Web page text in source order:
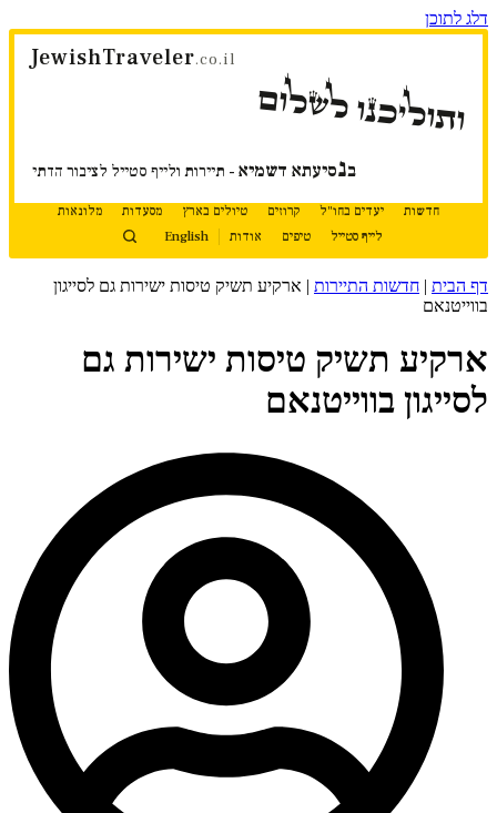
דלג לתוכן
JewishTraveler.co.il
ותוליכנו לשלום
בנסיעתא דשמיא - תיירות ולייף סטייל לציבור הדתי
חדשות יעדים בחו"ל קרוזים טיולים בארץ מסעדות
מלונאות
לייף סטייל
טיפים אודות English
דף הבית | חדשות התיירות | ארקיע תשיק טיסות ישירות גם לסייגון
בווייטנאם
ארקיע תשיק טיסות ישירות גם
לסייגון בווייטנאם